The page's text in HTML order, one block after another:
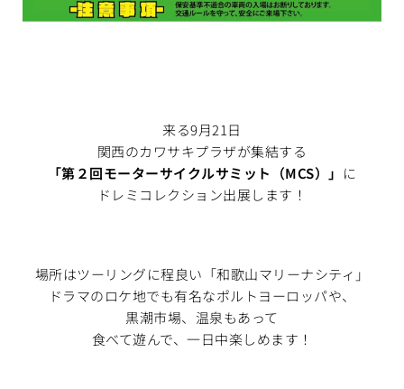
来る9月21日
関西のカワサキプラザが集結する
「第２回モーターサイクルサミット（MCS）」 に
ドレミコレクション出展します！
場所はツーリングに程良い「和歌山マリーナシティ」
ドラマのロケ地でも有名なポルトヨーロッパや、
黒潮市場、温泉もあって
食べて遊んで、一日中楽しめます！